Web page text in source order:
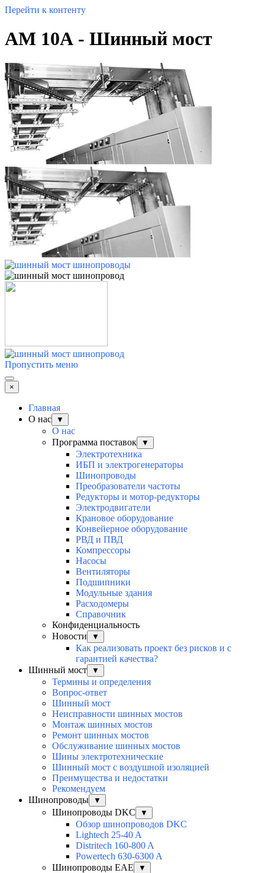
Перейти к контенту
АМ 10А - Шинный мост
Пропустить меню
×
Главная
О нас
▼
О нас
Программа поставок
▼
Электротехника
ИБП и электрогенераторы
Шинопроводы
Преобразователи частоты
Редукторы и мотор-редукторы
Электродвигатели
Крановое оборудование
Конвейерное оборудование
РВД и ПВД
Компрессоры
Насосы
Вентиляторы
Подшипники
Модульные здания
Расходомеры
Справочник
Конфиденциальность
Новости
▼
Как реализовать проект без рисков и с
гарантией качества?
Шинный мост
▼
Термины и определения
Вопрос-ответ
Шинный мост
Неисправности шинных мостов
Монтаж шинных мостов
Ремонт шинных мостов
Обслуживание шинных мостов
Шины электротехнические
Шинный мост с воздушной изоляцией
Преимущества и недостатки
Рекомендуем
Шинопроводы
▼
Шинопроводы DKC ▼
Обзор шинопроводов DKC
Lightech 25-40 A
Distritech 160-800 A
Powertech 630-6300 A
Шинопроводы EAE
▼